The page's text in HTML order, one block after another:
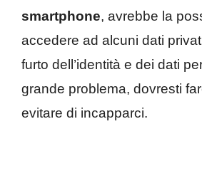
smartphone, avrebbe la
accedere ad alcuni dati
furto dell’identità e dei dati
grande problema, dovresti
evitare di incapparci.